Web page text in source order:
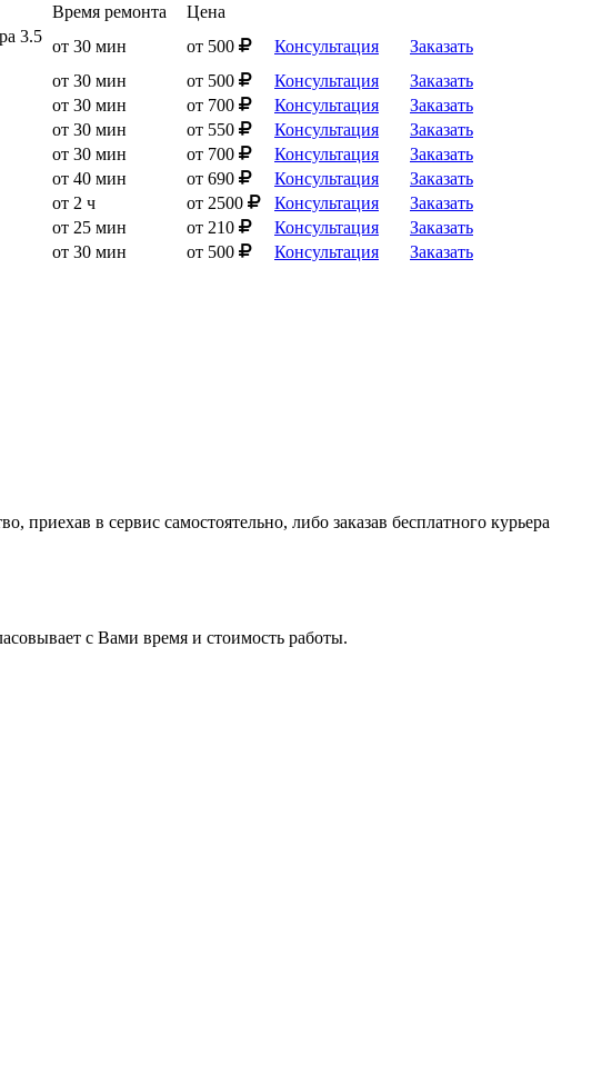
Время ремонта
Цена
3.5
от 30 мин от 500 Консультация
Заказать
от 30 мин от 500 Консультация
Заказать
от 30 мин от 700 Консультация
Заказать
от 30 мин от 550 Консультация
Заказать
от 30 мин от 700 Консультация
Заказать
от 40 мин от 690 Консультация
Заказать
от 2 ч от 2500 Консультация
Заказать
от 25 мин от 210 Консультация
Заказать
от 30 мин от 500 Консультация Заказать
приехав в сервис самостоятельно, либо заказав бесплатного курьера
с Вами время и стоимость работы.